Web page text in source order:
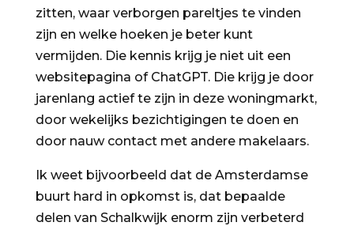
zitten, waar verborgen pareltjes te vinden
zijn en welke hoeken je beter kunt
vermijden. Die kennis krijg je niet uit een
websitepagina of ChatGPT. Die krijg je door
jarenlang actief te zijn in deze woningmarkt,
door wekelijks bezichtigingen te doen en
door nauw contact met andere makelaars.
Ik weet bijvoorbeeld dat de Amsterdamse
buurt hard in opkomst is, dat bepaalde
delen van Schalkwijk enorm zijn verbeterd